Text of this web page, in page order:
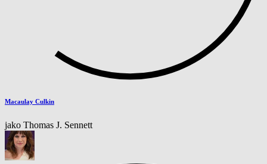
Macaulay Culkin
jako Thomas J. Sennett